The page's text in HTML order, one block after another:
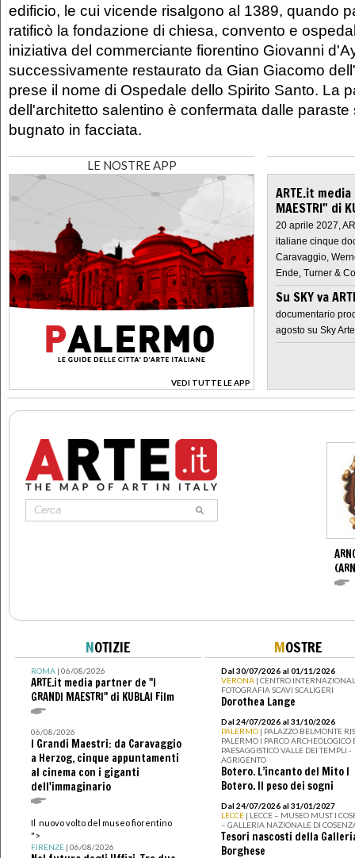
edificio, le cui vicende risalgono al 1389, quando
ratificò la fondazione di chiesa, convento e
iniziativa del commerciante fiorentino Giovanni
successivamente restaurato da Gian Giacomo
prese il nome di Ospedale dello Spirito Santo. La
dell'architetto salentino è confermata dalle
bugnato in facciata.
LE NOSTRE APP
VEDI TUTTE LE APP
>
ARTE.it
MAESTRI" di
20 aprile 2027,
italiane cinque
Caravaggio,
Ende, Turner &
Su SKY va
documentario
agosto su Sky Arte
NOTIZIE
ROMA| 06/08/2026
ARTE.it media partner de "I
GRANDI MAESTRI" di KUBLAI Film
06/08/2026
I Grandi Maestri: da Caravaggio
a Herzog, cinque appuntamenti
al cinema con i giganti
dell'immaginario
Il nuovo volto del museo fiorentino
">
FIRENZE| 06/08/2026
MOSTRE
Dal 30/07/2026 al 01/11/2026
VERONA | CENTRO
FOTOGRAFIA SCAVI SCALIGERI
Dorothea Lange
Dal 24/07/2026 al 31/10/2026
PALERMO | PALAZZO BELMONTE
PALERMO I PARCO ARCHEOLOGICO
PAESAGGISTICO VALLE DEI TEMPLI -
AGRIGENTO
Botero. L’incanto del Mito I
Botero. Il peso dei sogni
Dal 24/07/2026 al 31/01/2027
LECCE | LECCE – MUSEO MUST I
– GALLERIA NAZIONALE DI
Tesori nascosti della
Borghese